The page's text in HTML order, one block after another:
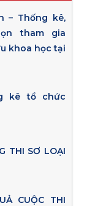
– Thống kê,
tham gia
khoa học tại
kê tổ chức
THI SƠ LOẠI
CUỘC THI